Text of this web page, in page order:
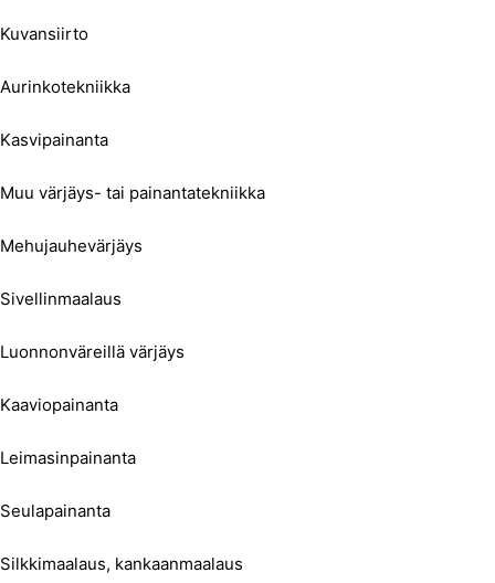
Kuvansiirto
Aurinkotekniikka
Kasvipainanta
Muu värjäys- tai painantatekniikka
Mehujauhevärjäys
Sivellinmaalaus
Luonnonväreillä värjäys
Kaaviopainanta
Leimasinpainanta
Seulapainanta
Silkkimaalaus, kankaanmaalaus